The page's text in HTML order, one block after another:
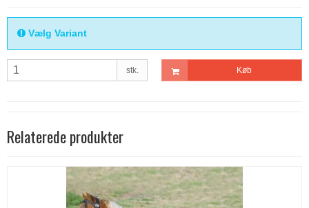
Vælg Variant
stk. Køb
Relaterede produkter